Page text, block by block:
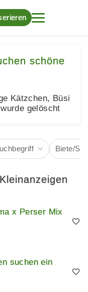
schöne
Kätzchen, Büsi
gelöscht
Biete/
x Perser Mix
suchen ein